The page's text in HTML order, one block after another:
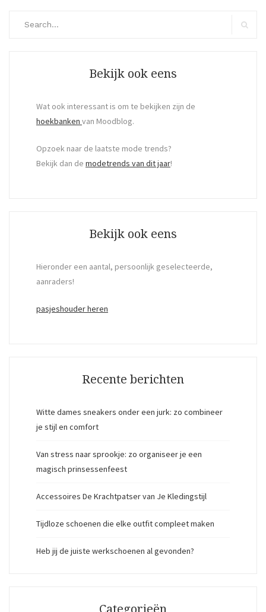
Bekijk ook eens
Wat ook interessant is om te bekijken zijn de
hoekbanken van Moodblog.
Opzoek naar de laatste mode trends?
Bekijk dan de modetrends van dit jaar!
Bekijk ook eens
Hieronder een aantal, persoonlijk geselecteerde,
aanraders!
pasjeshouder heren
Recente berichten
Witte dames sneakers onder een jurk: zo combineer
je stijl en comfort
Van stress naar sprookje: zo organiseer je een
magisch prinsessenfeest
Accessoires De Krachtpatser van Je Kledingstijl
Tijdloze schoenen die elke outfit compleet maken
Heb jij de juiste werkschoenen al gevonden?